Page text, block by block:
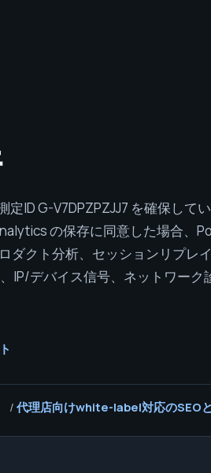
ID G-V7DPZPZJJ7 を確保して
の保存に同意した場合、
ダクト分析、セッションリプレ
IP/デバイス信号、ネットワーク
/ 代理店向けwhite-label対応のSEO